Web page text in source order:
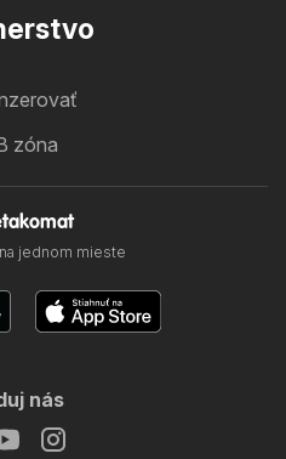
zóna
jednom mieste
nás